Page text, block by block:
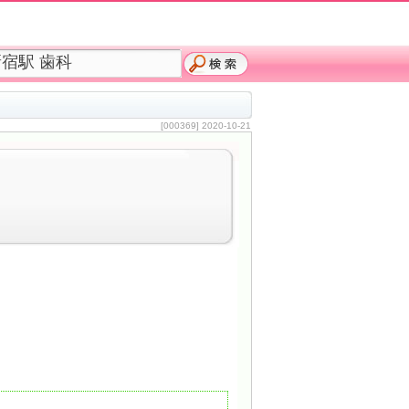
[000369] 2020-10-21